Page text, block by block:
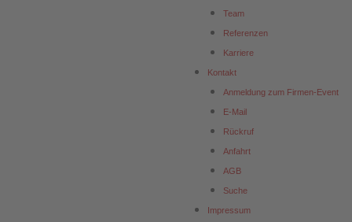
Team
Referenzen
Karriere
Kontakt
Anmeldung zum Firmen-Event
E-Mail
Rückruf
Anfahrt
AGB
Suche
Impressum